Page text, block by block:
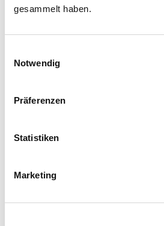
gesammelt haben.
Notwendig
Präferenzen
Statistiken
Marketing